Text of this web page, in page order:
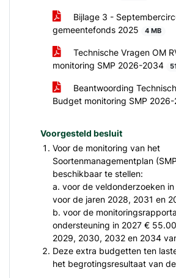
Bijlage 3 -
gemeentefonds 2025
4 MB
Technische Vragen OM
monitoring SMP 2026-2034
Beantwoording
Budget monitoring SMP
Voorgesteld besluit
Voor de monitoring van het
Soortenmanagementplan
beschikbaar te stellen:
a. voor de veldonderzoeken
voor de jaren 2028, 2031 en
b. voor de
ondersteuning in 2027 €
2029, 2030, 2032 en 2034
Deze extra budgetten ten
het begrotingsresultaat van